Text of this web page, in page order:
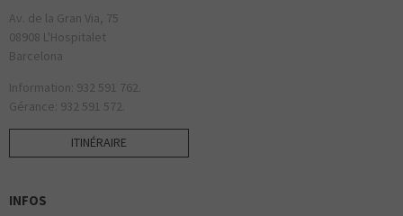
Av. de la Gran Via, 75
08908 L'Hospitalet
Barcelona
Information: 932 591 762.
Gérance: 932 591 572.
ITINÉRAIRE
INFOS